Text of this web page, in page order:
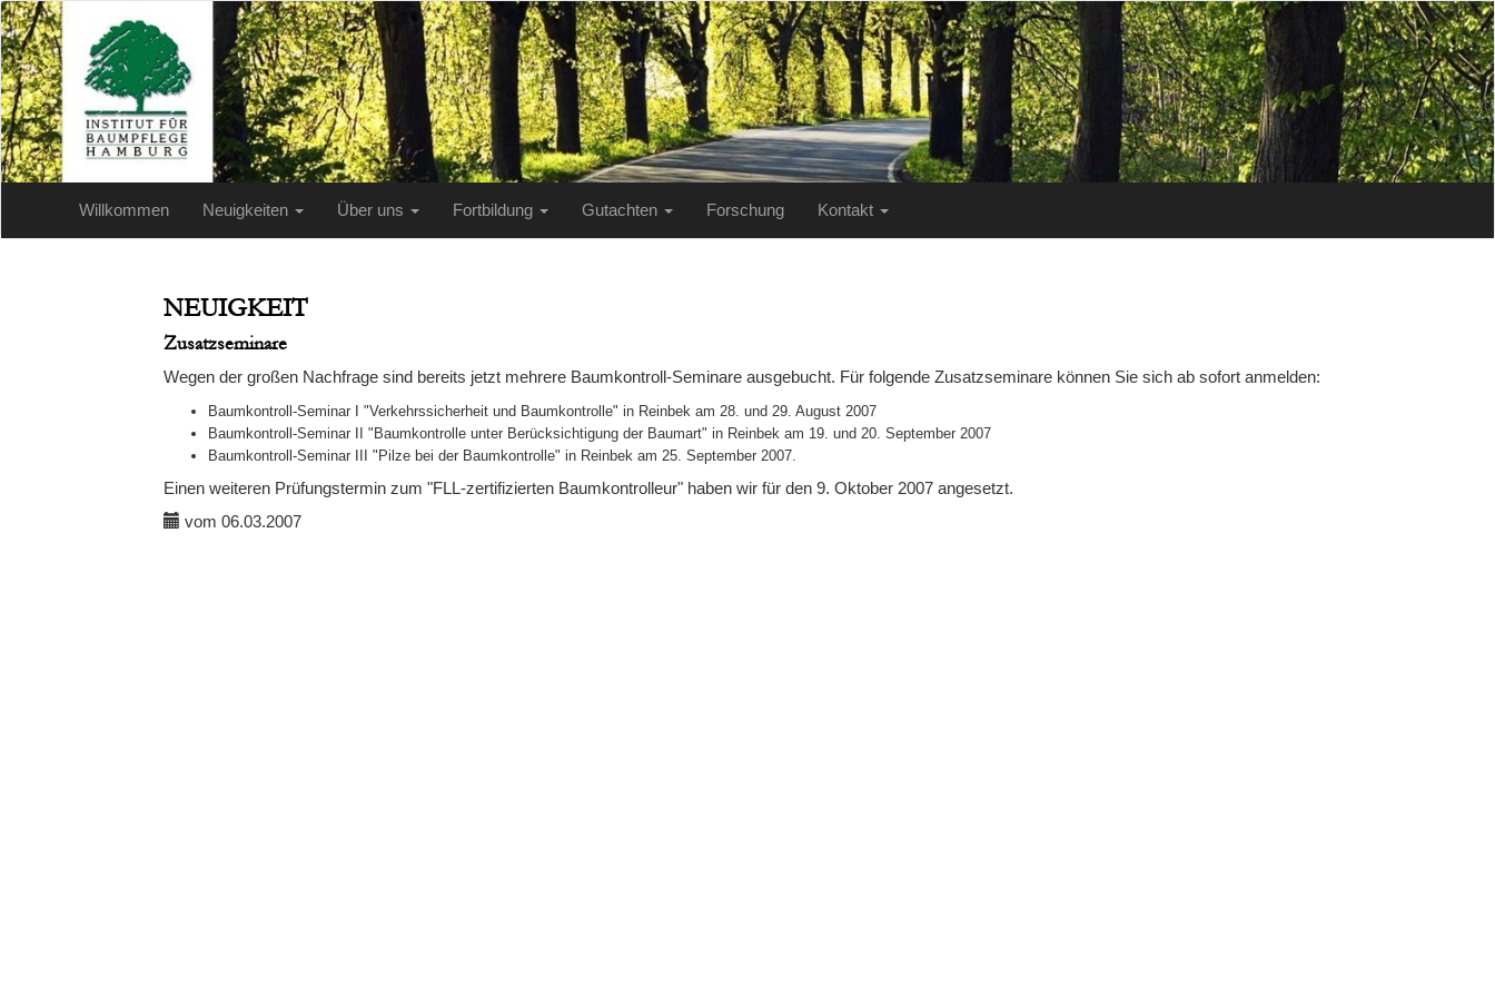
Willkommen Neuigkeiten Über uns Fortbildung Gutachten Forschung Kontakt
NEUIGKEIT
Zusatzseminare
Wegen der großen Nachfrage sind bereits jetzt mehrere Baumkontroll-Seminare ausgebucht. Für folgende Zusatzseminare können Sie sich ab sofort anmelden:
Baumkontroll-Seminar I "Verkehrssicherheit und Baumkontrolle" in Reinbek am 28. und 29. August 2007
Baumkontroll-Seminar II "Baumkontrolle unter Berücksichtigung der Baumart" in Reinbek am 19. und 20. September 2007
Baumkontroll-Seminar III "Pilze bei der Baumkontrolle" in Reinbek am 25. September 2007.
Einen weiteren Prüfungstermin zum "FLL-zertifizierten Baumkontrolleur" haben wir für den 9. Oktober 2007 angesetzt.
vom 06.03.2007